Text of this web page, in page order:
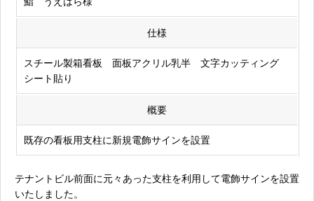
仕様
スチール製箱看板 面板アクリル乳半 文字カッティング
シート貼り
概要
既存の看板用支柱に新規電飾サインを設置
テナントビル前面に元々あった支柱を利用して電飾サインを設置
いたしました。